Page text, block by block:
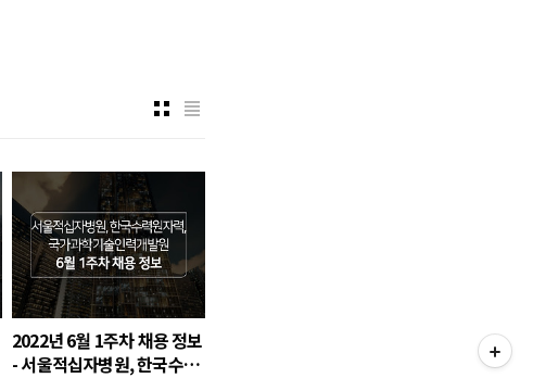
2022년 6월 1주차 채용 정보
- 서울적십자병원, 한국수력